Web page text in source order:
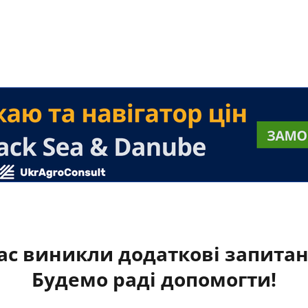
виникли додаткові
Будемо раді допомогти!